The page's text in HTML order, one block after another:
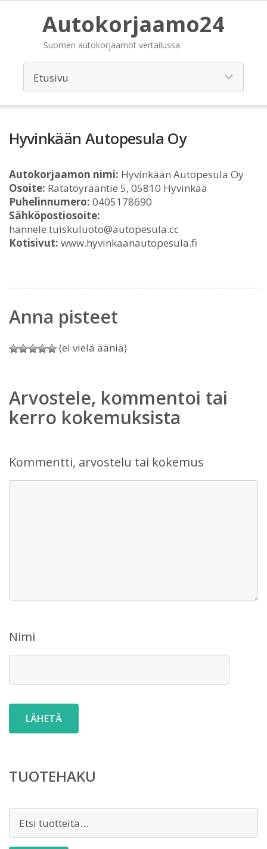
Autokorjaamo24
Suomen autokorjaamot vertailussa
Hyvinkään Autopesula Oy
Autokorjaamon nimi: Hyvinkään Autopesula Oy
Osoite: Ratatöyrääntie 5, 05810 Hyvinkää
Puhelinnumero: 0405178690
Sähköpostiosoite:
hannele.tuiskuluoto@autopesula.cc
Kotisivut: www.hyvinkaanautopesula.fi
Anna pisteet
(ei vielä ääniä)
Arvostele, kommentoi tai
kerro kokemuksista
Kommentti, arvostelu tai kokemus
Nimi
TUOTEHAKU